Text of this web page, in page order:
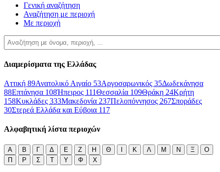
Γενική αναζήτηση
Αναζήτηση με περιοχή
Με περιοχή
Διαμερίσματα της Ελλάδας
Αττική 89Ανατολικό Αιγαίο 53Αργοσαρωνικός 35Δωδεκάνησα
88Επτάνησα 108Ήπειρος 111Θεσσαλία 109Θράκη 24Κρήτη
158Κυκλάδες 333Μακεδονία 237Πελοπόννησος 267Σποράδες
30Στερεά Ελλάδα και Εύβοια 117
Αλφαβητική λίστα περιοχών
Α Β Γ Δ Ε Ζ Η Θ Ι Κ Λ Μ Ν Ξ
Ο
Π
Ρ Σ Τ Υ Φ Χ